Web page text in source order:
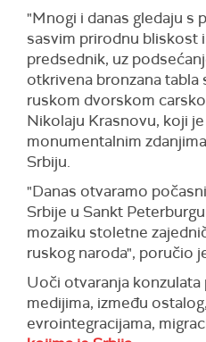
"Mnogi i danas gledaju s
sasvim prirodnu bliskost
predsednik, uz
otkrivena bronzana tabla
ruskom dvorskom
Nikolaju Krasnovu, koji
monumentalnim
Srbiju.
"Danas otvaramo
Srbije u Sankt
mozaiku stoletne
ruskog naroda", poručio
Uoči otvaranja
medijima, između
evrointegracijama,